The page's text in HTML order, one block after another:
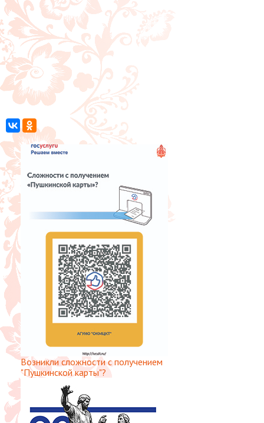
Возникли сложности с получением
"Пушкинской карты"?